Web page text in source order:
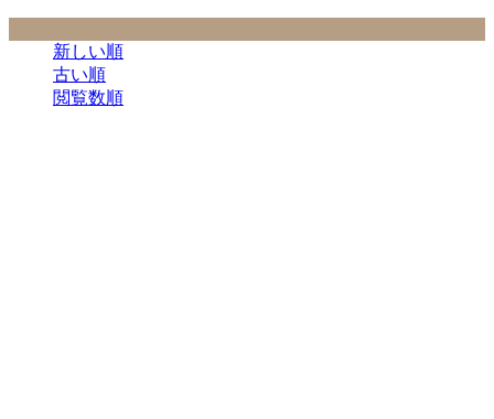
新しい順
古い順
閲覧数順